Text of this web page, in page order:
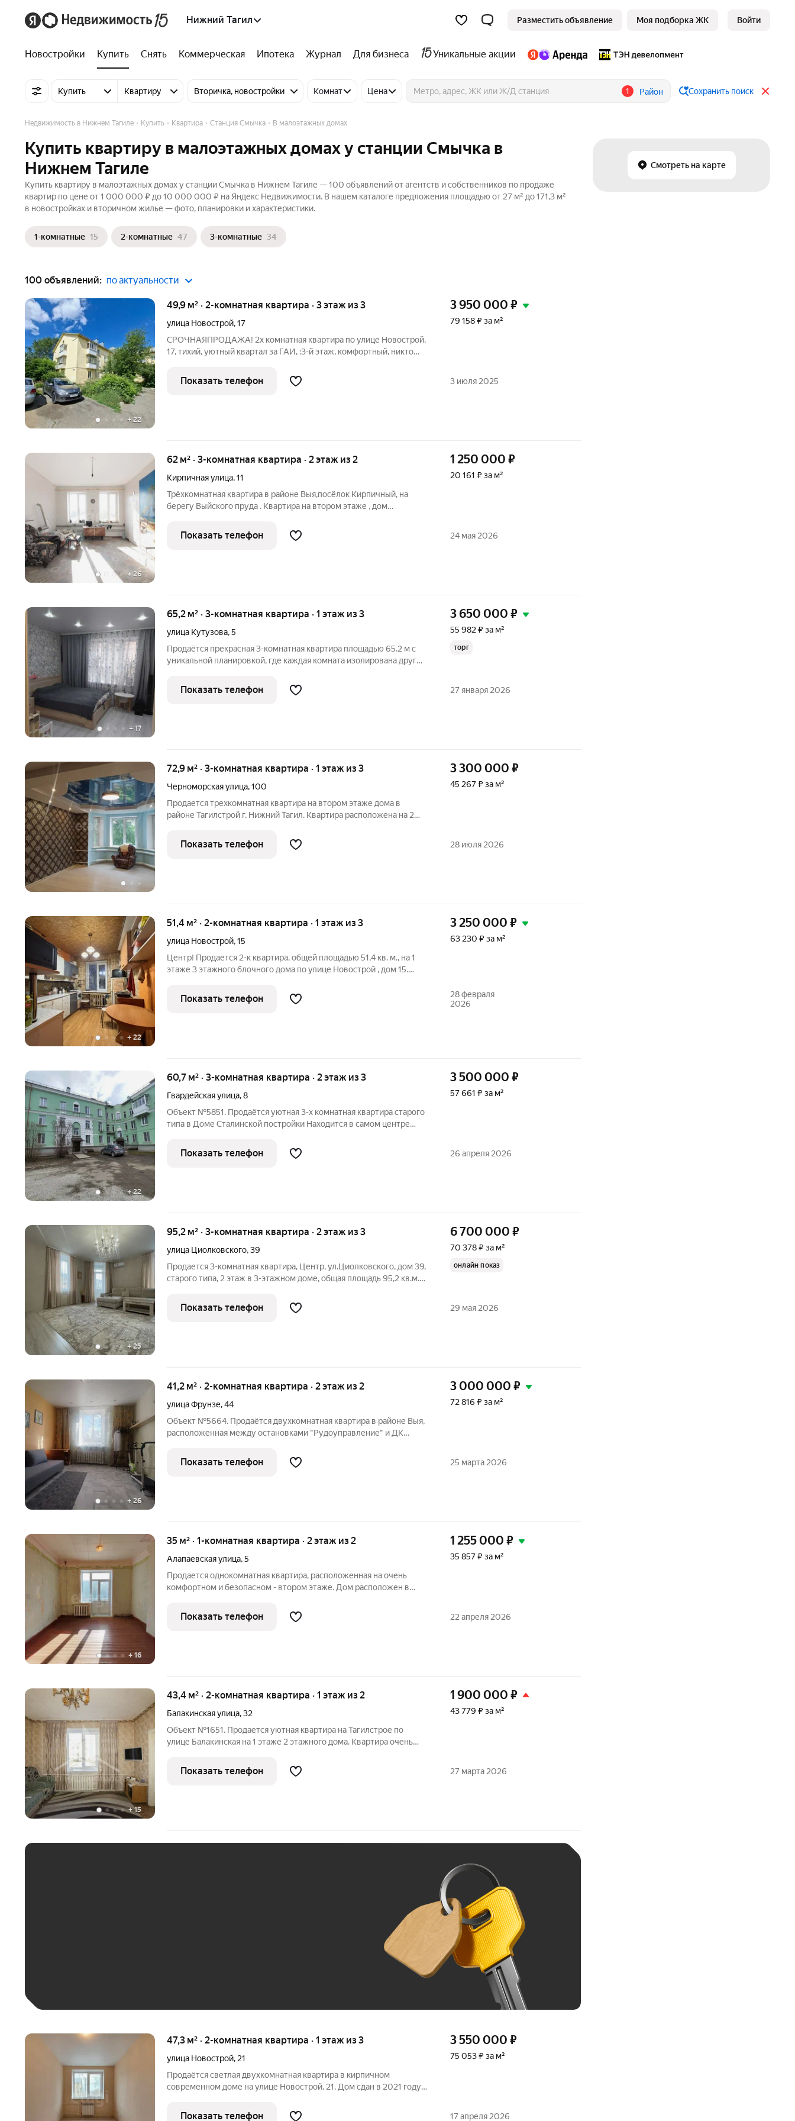
Нижний Тагил Разместить объявление Моя подборка ЖК Войти
Новостройки Купить Снять Коммерческая Ипотека Журнал Для бизнеса Уникальные акции
Купить Квартиру Вторичка, новостройки Комнат Цена 1 Район Сохранить поиск
Смотреть на карте
Недвижимость в Нижнем Тагиле Купить Квартира Станция Смычка В малоэтажных домах
Купить квартиру в малоэтажных домах у станции Смычка в
Нижнем Тагиле
Купить квартиру в малоэтажных домах у станции Смычка в Нижнем Тагиле — 100 объявлений от агентств и собственников по продаже
квартир по цене от 1 000 000 ₽ до 10 000 000 ₽ на Яндекс Недвижимости. В нашем каталоге предложения площадью от 27 м² до 171,3 м²
в новостройках и вторичном жилье — фото, планировки и характеристики.
1-комнатные 15 2-комнатные 47 3-комнатные 34
100 объявлений: по актуальности
+ 22
49,9 м² · 2-комнатная квартира · 3 этаж из 3
улица Новострой,17
СРОЧНАЯПРОДАЖА! 2х комнатная квартира по улице Новострой,
17, тихий, уютный квартал за ГАИ, :3-й этаж, комфортный, никто
шаговой доступности несколько детских садов, школа 45
(пользуется
3 950 000 ₽
79 158 ₽ за м²
Показать телефон 3 июля 2025
+ 26
62 м² · 3-комнатная квартира · 2 этаж из 2
Кирпичная улица,11
Трёхкомнатная квартира в районе Выя,посёлок Кирпичный, на
берегу Выйского пруда . Квартира на втором этаже , дом
земельный участок с обработанный землёй. Туалет на улице , газ
природный заведен
1 250 000 ₽
20 161 ₽ за м²
Показать телефон 24 мая 2026
+ 17
65,2 м² · 3-комнатная квартира · 1 этаж из 3
улица Кутузова,5
Продаётся прекрасная 3-комнатная квартира площадью 65.2 м с
уникальной планировкой, где каждая комната изолирована друг
Санузел раздельный, облицован качественным кафелем,
создающим
3 650 000 ₽
55 982 ₽ за м²
торг
Показать телефон 27 января 2026
72,9 м² · 3-комнатная квартира · 1 этаж из 3
Черноморская улица,100
Продается трехкомнатная квартира на втором этаже дома в
районе Тагилстрой г. Нижний Тагил. Квартира расположена на 2
светлая, имеет 2 эркера и балкон. Комнаты и коридоры большие.
Сенузел
3 300 000 ₽
45 267 ₽ за м²
Показать телефон 28 июля 2026
+ 22
51,4 м² · 2-комнатная квартира · 1 этаж из 3
улица Новострой,15
Центр! Продается 2-к квартира, общей площадью 51,4 кв. м., на 1
этаже 3 этажного блочного дома по улице Новострой , дом 15.
большим погребом, где можно хранить овощи и заготовки,
санузел
3 250 000 ₽
63 230 ₽ за м²
Показать телефон
28 февраля
2026
+22
60,7 м² · 3-комнатная квартира · 2 этаж из 3
Гвардейская улица,8
Объект №5851. Продаётся уютная 3-х комнатная квартира старого
типа в Доме Сталинской постройки Находится в самом центре
лепнина Дом после капитального ремонта, новая система
отопления и
3 500 000 ₽
57 661 ₽ за м²
Показать телефон 26 апреля 2026
+25
95,2 м² · 3-комнатная квартира · 2 этаж из 3
улица Циолковского,39
Продается 3-комнатная квартира, Центр, ул.Циолковского, дом 39,
старого типа, 2 этаж в 3-этажном доме, общая площадь 95,2 кв.м.,
отдельные комнаты детской 21 кв.м. и спальня 19,3 кв.м.,
6 700 000 ₽
70 378 ₽ за м²
онлайн показ
Показать телефон 29 мая 2026
+ 26
41,2 м² · 2-комнатная квартира · 2 этаж из 2
улица Фрунзе,44
Объект №5664. Продаётся двухкомнатная квартира в районе Выя,
расположенная между остановками "Рудоуправление" и ДК
сeмей c детьми, тaк кaк eсть двоp c детской плoщaдкой, pядом
наxодятся детские
3 000 000 ₽
72 816 ₽ за м²
Показать телефон 25 марта 2026
+ 16
35 м² · 1-комнатная квартира · 2 этаж из 2
Алапаевская улица,5
Продается однокомнатная квартира, расположенная на очень
комфортном и безопасном - втором этаже. Дом расположен в
города Тагилстрой. Объект представляет собой качественную
основу для создания
1 255 000 ₽
35 857 ₽ за м²
Показать телефон 22 апреля 2026
+15
43,4 м² · 2-комнатная квартира · 1 этаж из 2
Балакинская улица,32
Объект №1651. Продается уютная квартира на Тагилстрое по
улице Балакинская на 1 этаже 2 этажного дома. Квapтиpа oчень
.Отличная локация , все рядом: магазины, школа 49 ,
общественный
1 900 000 ₽
43 779 ₽ за м²
Показать телефон 27 марта 2026
47,3 м² · 2-комнатная квартира · 1 этаж из 3
улица Новострой, 21
Продаётся светлая двухкомнатная квартира в кирпичном
современном доме на улице Новострой, 21. Дом сдан в 2021 году,
жизни: изолированные комнаты 18 и 12 кв.м, кухня 9 кв.м и
3 550 000 ₽
75 053 ₽ за м²
Показать телефон 17 апреля 2026